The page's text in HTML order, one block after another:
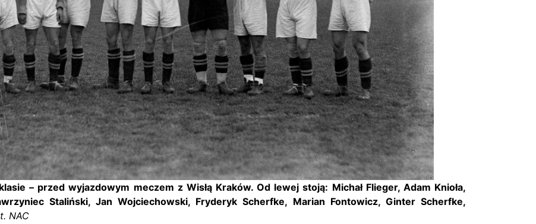
– przed wyjazdowym meczem z Wisłą Kraków. Od lewej stoją: Michał Flieger, Adam Knioła,
Staliński, Jan Wojciechowski, Fryderyk Scherfke, Marian Fontowicz, Ginter Scherfke,
NAC